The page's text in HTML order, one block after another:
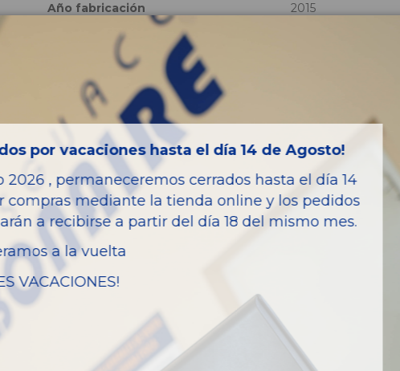
Año fabricación
2015
Código motor
Combustible
Versión
Kasten BlueMotion
Potencia
75CV 55KW
Modelo
CADDY KA/KB (2C)
del vehículo
por vacaciones hasta el día 14 de Agosto!
, permaneceremos cerrados hasta el día 14
compras mediante la tienda online y los pedidos
a recibirse a partir del día 18 del mismo mes.
a la vuelta
VACACIONES!